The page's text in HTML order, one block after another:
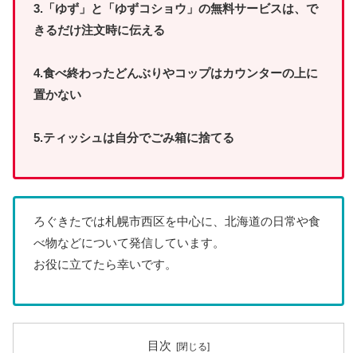
3.「ゆず」と「ゆずコショウ」の無料サービスは、で
きるだけ注文時に伝える
4.食べ終わったどんぶりやコップはカウンターの上に
置かない
5.ティッシュは自分でごみ箱に捨てる
ろぐきたでは札幌市西区を中心に、北海道の日常や食
べ物などについて発信しています。
お役に立てたら幸いです。
目次